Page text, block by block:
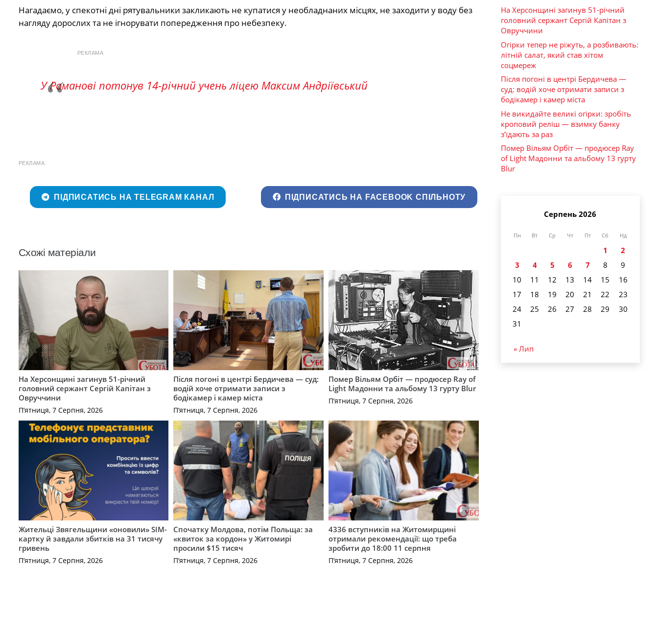
Нагадаємо, у спекотні дні рятувальники закликають не купатися у необладнаних місцях, не заходити у воду без
нагляду дорослих та не ігнорувати попередження про небезпеку.
РЕКЛАМА
У Романові потонув 14-річний учень ліцею Максим Андріївський
РЕКЛАМА
ПІДПИСАТИСЬ НА TELEGRAM КАНАЛ ПІДПИСАТИСЬ НА FACEBOOK СПІЛЬНОТУ
Схожі матеріали
На Херсонщині загинув 51-річний
головний сержант Сергій Капітан з
Овруччини
П’ятниця, 7 Серпня, 2026
Після погоні в центрі Бердичева — суд:
водій хоче отримати записи з
бодікамер і камер міста
П’ятниця, 7 Серпня, 2026
Помер Вільям Орбіт — продюсер Ray of
Light Мадонни та альбому 13 гурту Blur
П’ятниця, 7 Серпня, 2026
Жительці Звягельщини «оновили» SIM-
картку й завдали збитків на 31 тисячу
гривень
П’ятниця, 7 Серпня, 2026
Спочатку Молдова, потім Польща: за
«квиток за кордон» у Житомирі
просили $15 тисяч
П’ятниця, 7 Серпня, 2026
4336 вступників на Житомирщині
отримали рекомендації: що треба
зробити до 18:00 11 серпня
П’ятниця, 7 Серпня, 2026
На Херсонщині загинув 51-річний
головний сержант Сергій Капітан з
Овруччини
Огірки тепер не ріжуть, а розбивають:
літній салат, який став хітом
соцмереж
Після погоні в центрі Бердичева —
суд: водій хоче отримати записи з
бодікамер і камер міста
Не викидайте великі огірки: зробіть
кроповий реліш — взимку банку
з’їдають за раз
Помер Вільям Орбіт — продюсер Ray
of Light Мадонни та альбому 13 гурту
Blur
Серпень 2026
Пн Вт Ср Чт Пт Сб Нд
1
2
3
4 5 6 7 8
9
10
11 12 13 14 15
16
17
18 19 20 21 22
23
24
25 26 27 28 29
30
31
« Лип